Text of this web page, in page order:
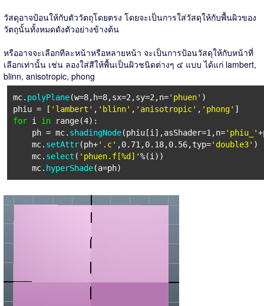
วัสดุอาจป้อนให้กับตัววัตถุโดยตรง โดยจะเป็นการใส่วัสดุให้กับพื้นผิวของ
วัตถุนั้นทั้งหมดดังตัวอย่างข้างต้น
หรืออาจจะเลือกทีละหน้าหรือหลายหน้า จะเป็นการป้อนวัสดุให้กับหน้าที่
เลือกเท่านั้น เช่น ลองใส่สีให้พื้นเป็นผิวชนิดต่างๆ ๔ แบบ ได้แก่ lambert,
blinn, anisotropic, phong
mc. polyPlane(w=8,h=8,sx=2,sy=2,n='phuen' )
phiu = [ 'lambert' , 'blinn' , 'anisotropic' , 'phong' ]
for i in range(4):
ph = mc. shadingNode(phiu[i],asShader=1,n='phiu_'
mc. setAttr(ph+'.c' ,0.71,0.18,0.56,typ='double3' )
mc. select ( 'phuen.f[%d]'%(i))
mc. hyperShade(a=ph)